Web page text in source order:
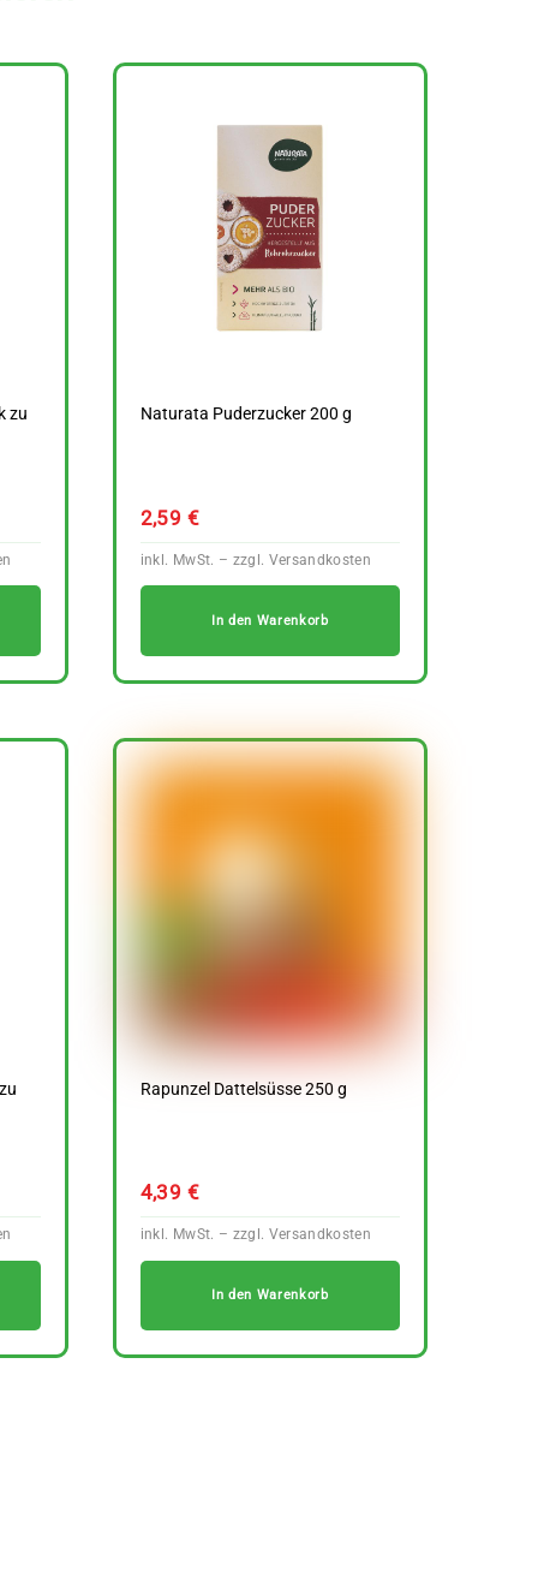
zu
Naturata Puderzucker 200 g
2,59 €
In den Warenkorb
Rapunzel Dattelsüsse 250 g
4,39 €
In den Warenkorb